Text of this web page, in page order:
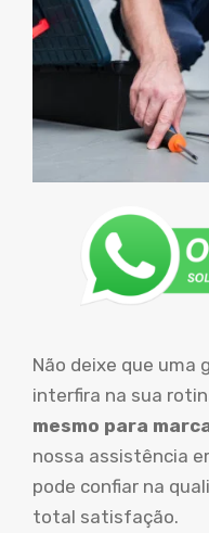
Não deixe que uma
interfira na sua
mesmo para
nossa assistência
pode confiar na
total satisfação.